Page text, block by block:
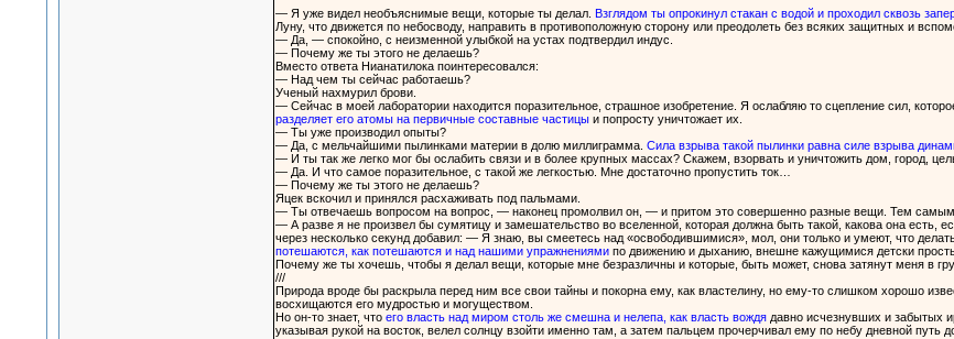
— Я уже видел необъяснимые вещи, которые ты делал.
Взглядом ты опрокинул стакан с водой и проходил сквозь
Луну, что движется по небосводу, направить в противоположную сторону или преодолеть без всяких защитных и
— Да, — спокойно, с неизменной улыбкой на устах подтвердил индус.
— Почему же ты этого не делаешь?
Вместо ответа Нианатилока поинтересовался:
— Над чем ты сейчас работаешь?
Ученый нахмурил брови.
— Сейчас в моей лаборатории находится поразительное, страшное изобретение. Я ослабляю то сцепление сил,
разделяет его атомы на первичные составные частицыи попросту уничтожает их.
— Ты уже производил опыты?
— Да, с мельчайшими пылинками материи в долю миллиграмма. Сила взрыва такой пылинки равна силе взрыва
— И ты так же легко мог бы ослабить связи и в более крупных массах? Скажем, взорвать и уничтожить дом, город,
— Да. И что самое поразительное, с такой же легкостью. Мне достаточно пропустить ток…
— Почему же ты этого не делаешь?
Яцек вскочил и принялся расхаживать под пальмами.
— Ты отвечаешь вопросом на вопрос, — наконец промолвил он, — и притом это совершенно разные вещи. Тем
— А разве я не произвел бы сумятицу и замешательство во вселенной, которая должна быть такой, какова она есть,
через несколько секунд добавил: — Я знаю, вы смеетесь над «освободившимися», мол, они только и умеют, что
потешаются, как потешаются и над нашими упражнениямипо движению и дыханию, внешне кажущимися детски
Почему же ты хочешь, чтобы я делал вещи, которые мне безразличны и которые, быть может, снова затянут меня в
///
Природа вроде бы раскрыла перед ним все свои тайны и покорна ему, как властелину, но ему-то слишком хорошо
восхищаются его мудростью и могуществом.
Но он-то знает, что его власть над миром столь же смешна и нелепа, как власть вождядавно исчезнувших и забытых
указывая рукой на восток, велел солнцу взойти именно там, а затем пальцем прочерчивал ему по небу дневной путь